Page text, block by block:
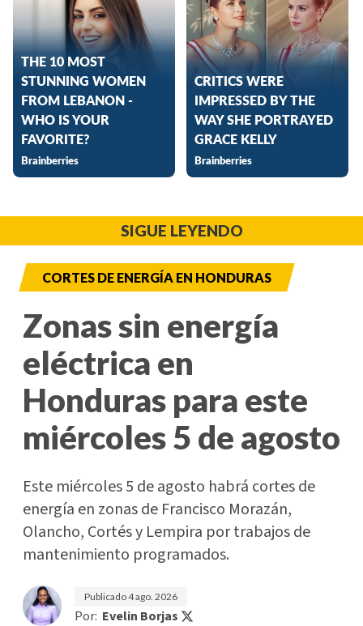
SIGUE LEYENDO
CORTES DE ENERGÍA EN HONDURAS
Zonas sin energía
eléctrica en
Honduras para este
miércoles 5 de agosto
Este miércoles 5 de agosto habrá cortes de
energía en zonas de Francisco Morazán,
Olancho, Cortés y Lempira por trabajos de
mantenimiento programados.
Publicado4 ago. 2026
Por: Evelin Borjas